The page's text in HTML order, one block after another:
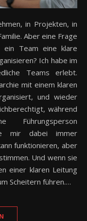
Aber eine Frage
ein Team eine klare
Ich habe im
Teams erlebt.
mit einem klaren
und wieder
während
mir dabei immer
funktionieren, aber
Und wenn sie
einer klaren Leitung
Scheitern führen.…